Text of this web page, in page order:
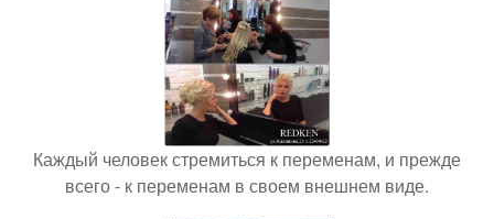
Каждый человек стремиться к переменам, и прежде
всего - к переменам в своем внешнем виде.